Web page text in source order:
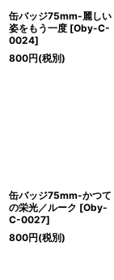
缶バッジ75mm-麗しい
姿をもう一度 [Oby-C-
0024]
800円(税別)
缶バッジ75mm-かつて
の栄光／ルーク [Oby-
C-0027]
800円(税別)